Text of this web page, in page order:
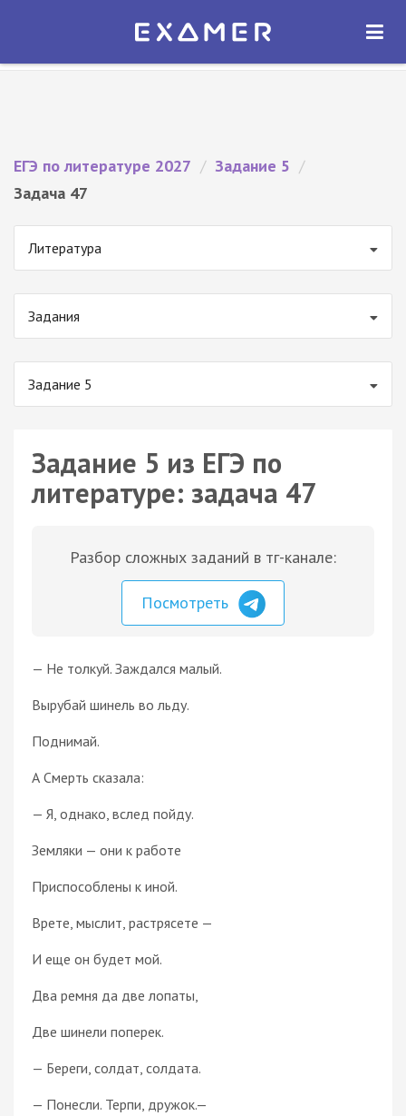
Экзамер — ЕГЭ 2027
ОТКРЫТЬ
ЕГЭ по литературе 2027 / Задание 5 /
Задача 47
Литература
Задания
Задание 5
Задание 5 из ЕГЭ по
литературе: задача 47
Разбор сложных заданий в тг-канале:
Посмотреть
— Не толкуй. Заждался малый.
Вырубай шинель во льду.
Поднимай.
А Смерть сказала:
— Я, однако, вслед пойду.
Земляки — они к работе
Приспособлены к иной.
Врете, мыслит, растрясете —
И еще он будет мой.
Два ремня да две лопаты,
Две шинели поперек.
— Береги, солдат, солдата.
— Понесли. Терпи, дружок.—